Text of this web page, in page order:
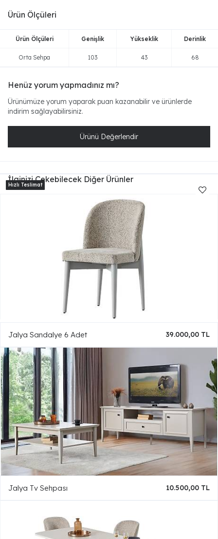
Ürün Ölçüleri
Ürün Ölçüleri Genişlik Yükseklik Derinlik
Orta Sehpa 103 43 68
Henüz yorum yapmadınız mı?
Ürünümüze yorum yaparak puan kazanabilir ve ürünlerde
indirim sağlayabilirsiniz.
Ürünü Değerlendir
İlginizi Çekebilecek Diğer Ürünler
Jalya Sandalye 6 Adet 39.000,00 TL
Jalya Tv Sehpası 10.500,00 TL